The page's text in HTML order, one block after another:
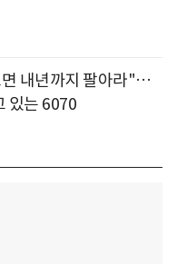
내년까지 팔아라"…
있는 6070